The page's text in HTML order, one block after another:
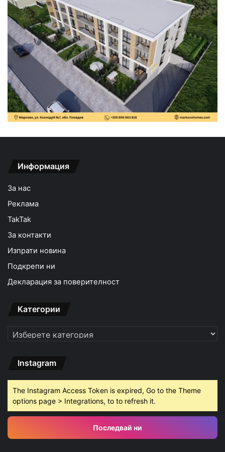
Информация
За нас
Реклама
TakTak
За контакти
Изпрати новина
Подкрепи ни
Декларация за поверителност
Категории
Категории
Instagram
The Instagram Access Token is expired, Go to the Theme
options page > Integrations, to to refresh it.
Последвай ни